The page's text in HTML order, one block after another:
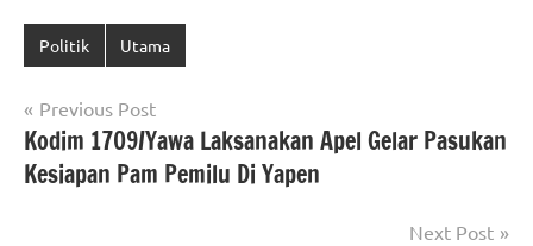
Politik Utama
Navigasi
pos
Previous Post
Kodim 1709/Yawa Laksanakan Apel Gelar Pasukan
Kesiapan Pam Pemilu Di Yapen
Next Post